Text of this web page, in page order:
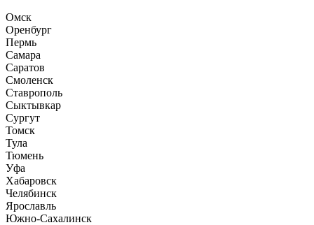
Омск
Оренбург
Пермь
Самара
Саратов
Смоленск
Ставрополь
Сыктывкар
Сургут
Томск
Тула
Тюмень
Уфа
Хабаровск
Челябинск
Ярославль
Южно-Сахалинск